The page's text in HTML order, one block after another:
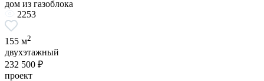
дом из газоблока
2253
155 м2
двухэтажный
232 500 ₽
проект